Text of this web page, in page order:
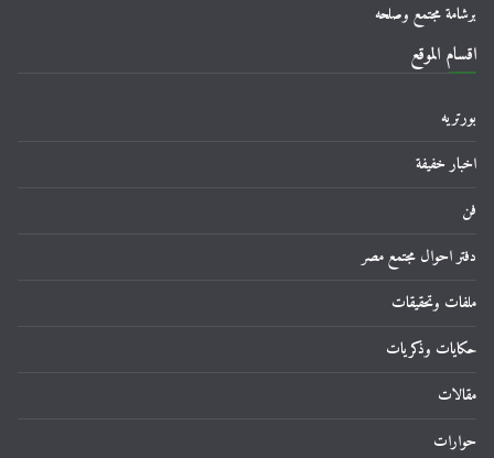
برشامة مجتمع وصلحه
اقسام الموقع
بورتريه
اخبار خفيفة
فن
دفتر احوال مجتمع مصر
ملفات وتحقيقات
حكايات وذكريات
مقالات
حوارات